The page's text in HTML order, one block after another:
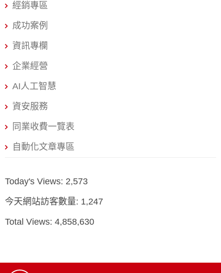
有的App開發機制都是為了幫助營收和獲利增加，在設計遊
戲化機制以前，必須先思考以下幾個問題： 你的策略目標
誰是你的目標客群？根據研究，年輕用戶喜歡內在動機的
獎勵，例如鼓舞的話、勳章等等，年長用戶則更喜歡外在
怎樣的用戶數據？例如更了解哪些商品能夠促進購買，以
分析應用數據提升營收，獲得更好的獲利。 以下為遊戲化
的經典設計元素： 1.獎勵機制 獎勵機制重點在於利用正向
感留住使用者的心思，並可應用在各種App內參與，例如登
入次數、實現了遊戲內的目標、買了遊戲內的虛寶等等，
經銷專區
成功案例
資訊專欄
企業經營
AI人工智慧
資安服務
同業收費一覽表
自動化文章專區
Today's Views: 2,573
今天網站訪客數量: 1,247
Total Views: 4,858,630